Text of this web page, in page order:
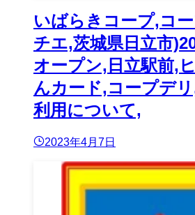
いばらきコープ,コ
チエ,茨城県日立市
オープン,日立駅前,
んカード,コープデ
利用について,
2023年4月7日